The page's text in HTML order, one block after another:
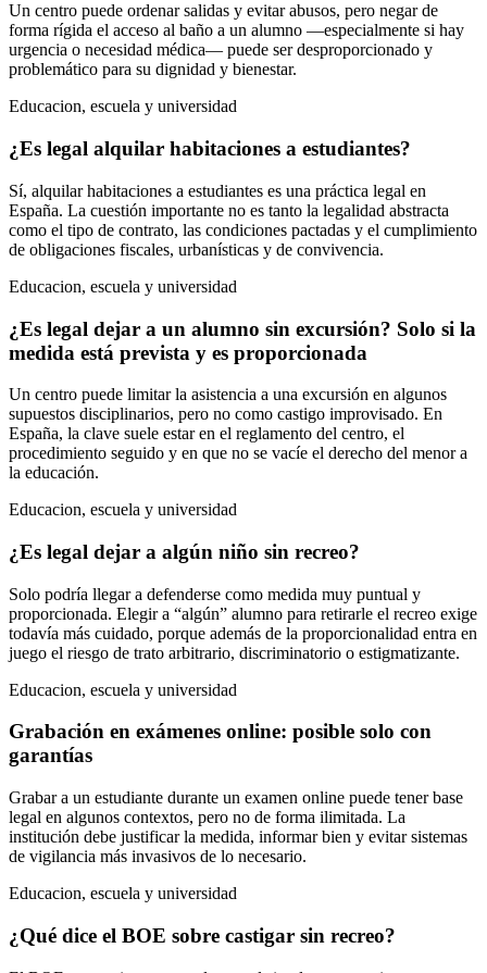
Un centro puede ordenar salidas y evitar abusos, pero negar de
forma rígida el acceso al baño a un alumno —especialmente si hay
urgencia o necesidad médica— puede ser desproporcionado y
problemático para su dignidad y bienestar.
Educacion, escuela y universidad
¿Es legal alquilar habitaciones a estudiantes?
Sí, alquilar habitaciones a estudiantes es una práctica legal en
España. La cuestión importante no es tanto la legalidad abstracta
como el tipo de contrato, las condiciones pactadas y el cumplimiento
de obligaciones fiscales, urbanísticas y de convivencia.
Educacion, escuela y universidad
¿Es legal dejar a un alumno sin excursión? Solo si la
medida está prevista y es proporcionada
Un centro puede limitar la asistencia a una excursión en algunos
supuestos disciplinarios, pero no como castigo improvisado. En
España, la clave suele estar en el reglamento del centro, el
procedimiento seguido y en que no se vacíe el derecho del menor a
la educación.
Educacion, escuela y universidad
¿Es legal dejar a algún niño sin recreo?
Solo podría llegar a defenderse como medida muy puntual y
proporcionada. Elegir a “algún” alumno para retirarle el recreo exige
todavía más cuidado, porque además de la proporcionalidad entra en
juego el riesgo de trato arbitrario, discriminatorio o estigmatizante.
Educacion, escuela y universidad
Grabación en exámenes online: posible solo con
garantías
Grabar a un estudiante durante un examen online puede tener base
legal en algunos contextos, pero no de forma ilimitada. La
institución debe justificar la medida, informar bien y evitar sistemas
de vigilancia más invasivos de lo necesario.
Educacion, escuela y universidad
¿Qué dice el BOE sobre castigar sin recreo?